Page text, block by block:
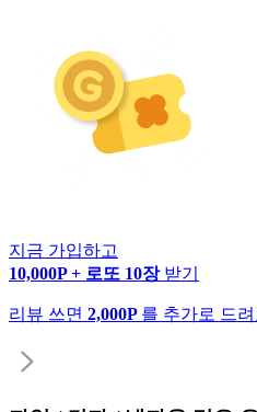
지금 가입하고
10,000P + 로또 10장 받기
리뷰 쓰면 2,000P 를 추가로 드려